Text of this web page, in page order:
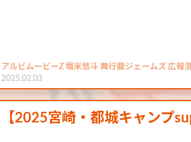
アルビムービーZ 堀米悠斗 舞行龍ジェームズ 広報
2025.02.03
【2025宮崎・都城キャンプ